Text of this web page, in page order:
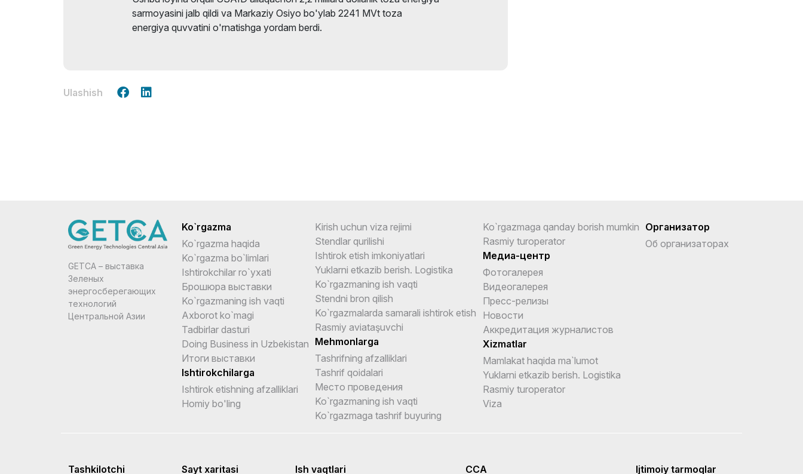
sarmoyasini jalb qildi va Markaziy Osiyo bo'ylab 2241 MVt toza
energiya quvvatini o'rnatishga yordam berdi.
Ulashish
GETCA – выставка
Зеленых
энергосберегающих
технологий
Центральной Азии
Ko`rgazma
Ko`rgazma haqida
Ko`rgazma bo`limlari
Ishtirokchilar ro`yxati
Брошюра выставки
Ko`rgazmaning ish vaqti
Axborot ko`magi
Tadbirlar dasturi
Doing Business in Uzbekistan
Итоги выставки
Ishtirokchilarga
Ishtirok etishning afzalliklari
Homiy bo'ling
Kirish uchun viza rejimi
Stendlar qurilishi
Ishtirok etish imkoniyatlari
Yuklarni etkazib berish. Logistika
Ko`rgazmaning ish vaqti
Stendni bron qilish
Ko`rgazmalarda samarali ishtirok etish
Rasmiy aviataşuvchi
Mehmonlarga
Tashrifning afzalliklari
Tashrif qoidalari
Место проведения
Ko`rgazmaning ish vaqti
Ko`rgazmaga tashrif buyuring
Ko`rgazmaga qanday borish mumkin
Rasmiy turoperator
Медиа-центр
Фотогалерея
Видеогалерея
Пресс-релизы
Новости
Аккредитация журналистов
Xizmatlar
Mamlakat haqida ma`lumot
Yuklarni etkazib berish. Logistika
Rasmiy turoperator
Viza
Организатор
Об организаторах
Tashkilotchi Sayt xaritasi Ish vaqtlari CCA Ijtimoiy tarmoqlar